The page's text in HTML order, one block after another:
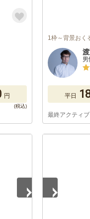
円
1枠～背景おく
平日
最終アクティ